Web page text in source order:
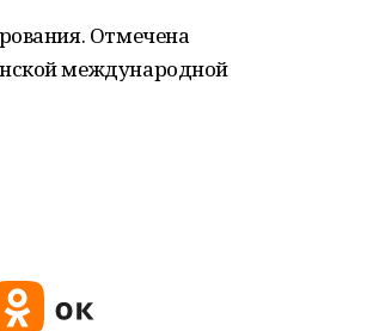
Отмечена
международной